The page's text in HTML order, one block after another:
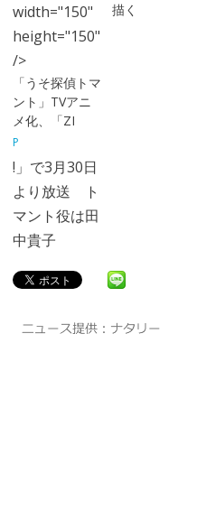
width="150"
height="150"
/>
「うそ探偵トマ
ント」TVアニ
メ化、「ZI
P
!」で3月30日
より放送 ト
マント役は田
中貴子
描く